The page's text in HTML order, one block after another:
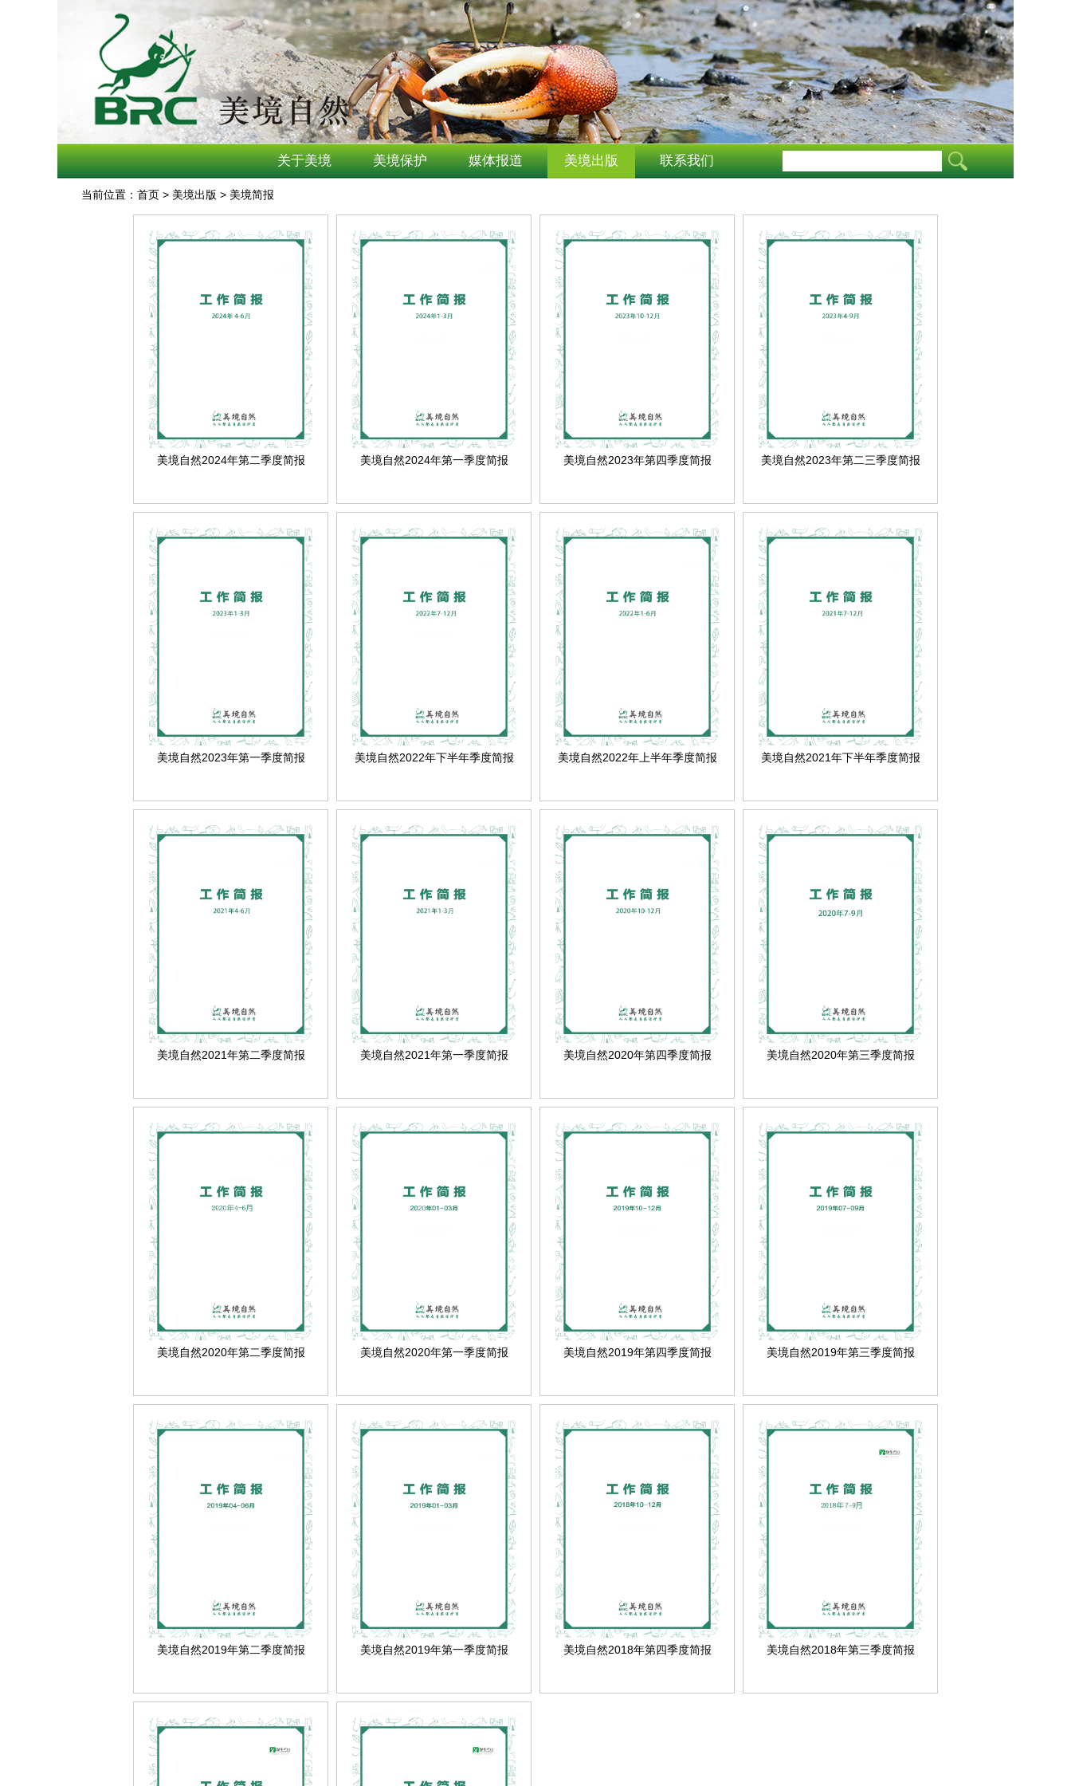
关于美境 美境保护 媒体报道 美境出版 联系我们
当前位置：首页 > 美境出版 > 美境简报
美境自然2024年第二季度简报 美境自然2024年第一季度简报 美境自然2023年第四季度简报 美境自然2023年第二三季度简报
美境自然2023年第一季度简报 美境自然2022年下半年季度简报 美境自然2022年上半年季度简报 美境自然2021年下半年季度简报
美境自然2021年第二季度简报 美境自然2021年第一季度简报 美境自然2020年第四季度简报 美境自然2020年第三季度简报
美境自然2020年第二季度简报 美境自然2020年第一季度简报 美境自然2019年第四季度简报 美境自然2019年第三季度简报
美境自然2019年第二季度简报 美境自然2019年第一季度简报 美境自然2018年第四季度简报 美境自然2018年第三季度简报